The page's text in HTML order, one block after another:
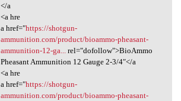
</a
<a hre
a href="https://shotgun-
ammunition.com/product/bioammo-pheasant-
ammunition-12-ga...rel="dofollow">BioAmmo
Pheasant Ammunition 12 Gauge 2-3/4″</a
<a hre
a href="https://shotgun-
ammunition.com/product/bioammo-pheasant-